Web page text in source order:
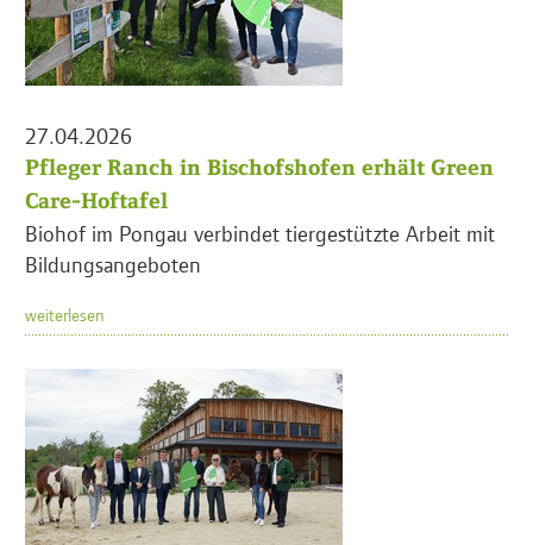
27.04.2026
Pfleger Ranch in Bischofshofen erhält Green
Care-Hoftafel
Biohof im Pongau verbindet tiergestützte Arbeit mit
Bildungsangeboten
weiterlesen